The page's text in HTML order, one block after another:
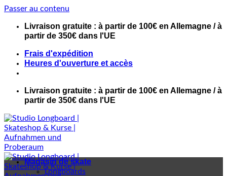
Passer au contenu
Livraison gratuite : à partir de 100€ en Allemagne / à
partir de 350€ dans l'UE
Frais d'expédition
Heures d'ouverture et accès
Livraison gratuite : à partir de 100€ en Allemagne / à
partir de 350€ dans l'UE
Magasin de skate
Longboards